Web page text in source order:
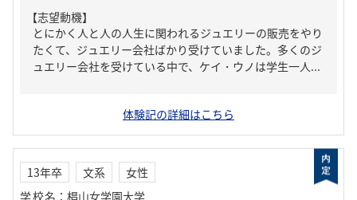
【志望動機】
とにかく人と人の人生に関われるジュエリーの販売をやり
たくて、ジュエリー会社ばかり受けていました。多くのジ
ュエリー会社を受けている中で、ケイ・ウノは学生一人...
体験記の詳細はこちら
13年卒 文系
女性
学校名 ： 椙山女学園大学